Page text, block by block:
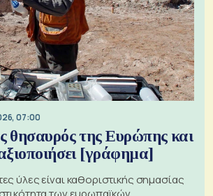
07:00
θησαυρός της Ευρώπης και
[γράφημα]
ύλες είναι καθοριστικής σημασίας